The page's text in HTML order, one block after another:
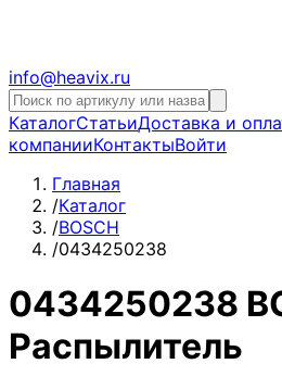
info@heavix.ru
КаталогСтатьиДоставка и
компанииКонтактыВойти
Главная
/Каталог
/BOSCH
/0434250238
0434250238
Распылитель